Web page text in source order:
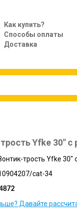
Как купить?
Способы оплаты
Доставка
Yfke 30" с
трость Yfke 30"
cat-34
Давайте